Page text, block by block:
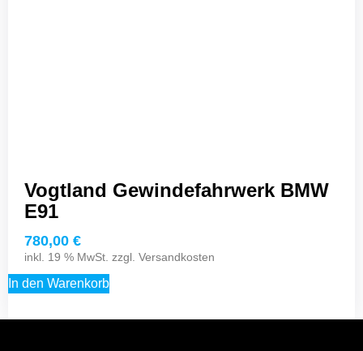
Vogtland Gewindefahrwerk BMW
E91
780,00 €
inkl. 19 % MwSt. zzgl. Versandkosten
In den Warenkorb